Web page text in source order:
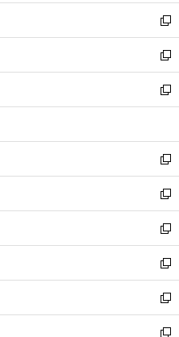
く
ウ
で
開
く
ン
ド
ウ
で
開
く
ウ
ィ
ン
ド
ウ
で
開
し
い
ウ
ィ
ン
ド
ウ
開
く
新
し
い
ウ
ィ
ン
ウ
で
開
く
新
し
い
ウ
ン
ド
ウ
で
開
く
新
し
ウ
ィ
ン
ド
ウ
で
開
く
新
し
い
ウ
ィ
ン
ド
ウ
で
開
く
新
し
い
ウ
ィ
ン
ド
ウ
で
新
し
い
ウ
ィ
ン
ド
新
し
い
ウ
ィ
新
し